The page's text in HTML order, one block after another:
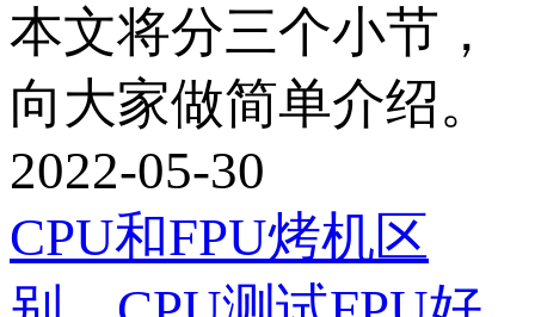
本文将分三个小节，
向大家做简单介绍。
2022-05-30
CPU和FPU烤机区